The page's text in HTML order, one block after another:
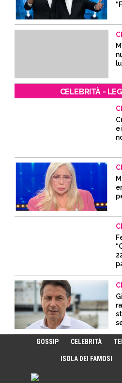
CELEBRITÀ -
e
GOSSIP CELEBRITÀ
ISOLA DEI FAMOSI